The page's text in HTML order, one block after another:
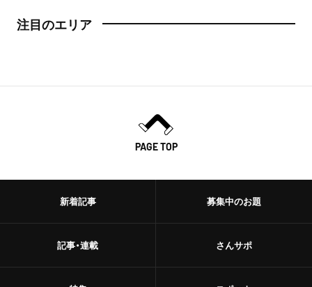
注目のエリア
PAGE TOP
新着記事
記事・連載
募集中のお題
さんサポ